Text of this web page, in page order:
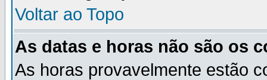
Voltar ao Topo
As datas e horas não são os
As horas provavelmente estão